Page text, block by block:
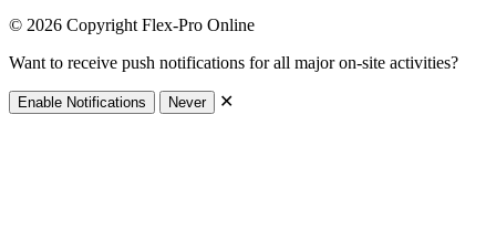
© 2026 Copyright Flex-Pro Online
Want to receive push notifications for all major on-site activities?
Enable Notifications Never ✕